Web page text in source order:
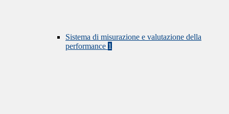
Sistema di misurazione e valutazione della
performance 1